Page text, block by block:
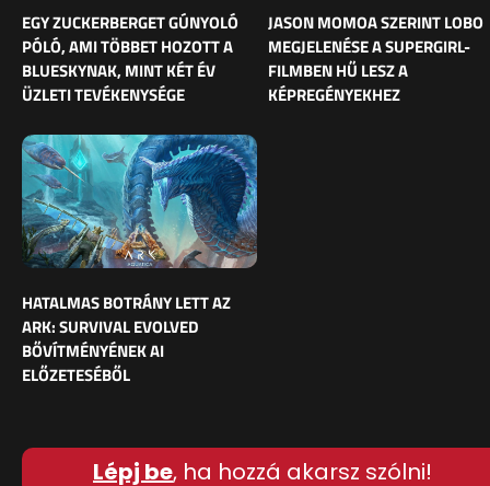
EGY ZUCKERBERGET GÚNYOLÓ
PÓLÓ, AMI TÖBBET HOZOTT A
BLUESKYNAK, MINT KÉT ÉV
ÜZLETI TEVÉKENYSÉGE
JASON MOMOA SZERINT LOBO
MEGJELENÉSE A SUPERGIRL-
FILMBEN HŰ LESZ A
KÉPREGÉNYEKHEZ
HATALMAS BOTRÁNY LETT AZ
ARK: SURVIVAL EVOLVED
BŐVÍTMÉNYÉNEK AI
ELŐZETESÉBŐL
Lépj be, ha hozzá akarsz szólni!